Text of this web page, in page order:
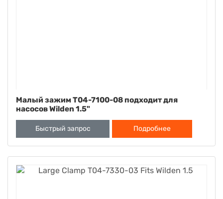
Малый зажим T04-7100-08 подходит для
насосов Wilden 1.5"
Быстрый запрос Подробнее